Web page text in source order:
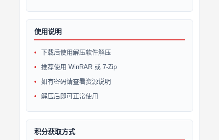
使用说明
下载后使用解压软件解压
推荐使用 WinRAR 或 7-Zip
如有密码请查看资源说明
解压后即可正常使用
积分获取方式